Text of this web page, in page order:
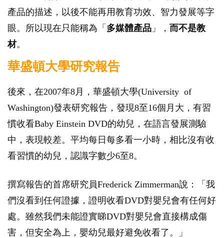
產品的描述，以後不能再用教育功效、智力發展等字
眼。所以現在只能稱為「 多媒體產品 」， 而不是教
材。
華盛頓大學研究報告
後來，在2007年8月，華盛頓大學(University of
Washington)發表研究報告，發現8至16個月大，有習
慣收看Baby Einstein DVD的幼兒，在語言發展測驗
中，表現較差。平均每日每多看一小時，相比沒有收
看習慣的幼兒，認識字數少6至8。
撰寫報告的首席研究員Frederick Zimmerman說：「我
們沒看到任何證據，證明收看DVD對嬰兒會有任何好
處。雖然我們未能證實睇DVD對嬰兒會直接構成傷
害，但安全為上，嬰幼兒最好避免收看了。」